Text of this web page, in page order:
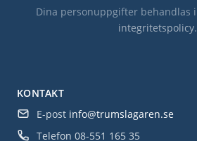
KONTAKT
E-post info@trumslagaren.se
Telefon 08-551 165 35
Dina personuppgifter behandlas
integritetspolicy.